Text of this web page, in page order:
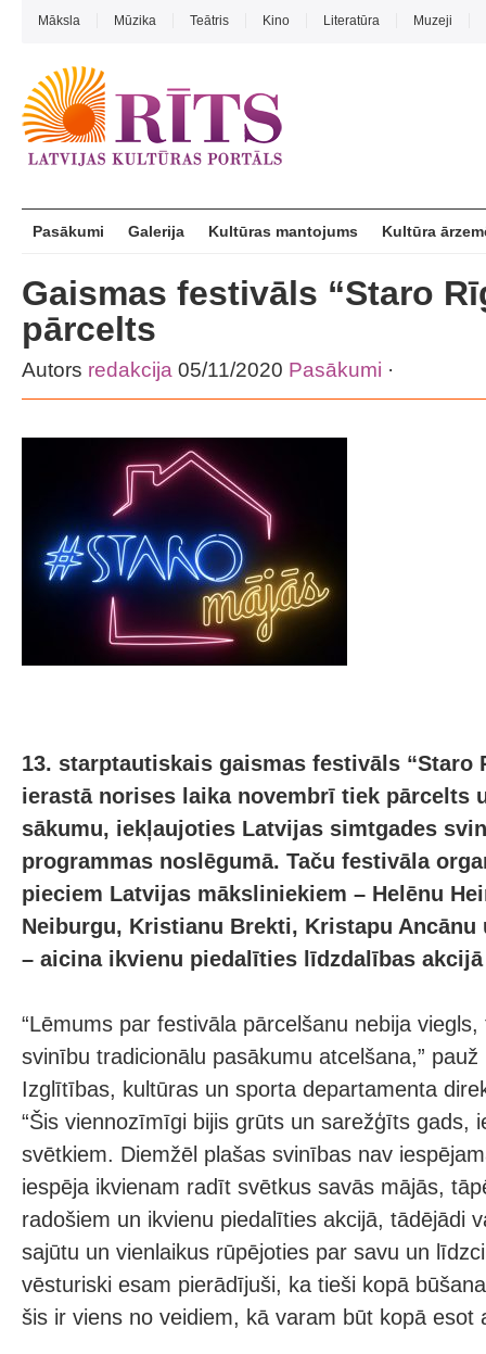
Māksla Mūzika Teātris Kino Literatūra Muzeji
Pasākumi Galerija Kultūras mantojums Kultūra
Gaismas festivāls “Staro
pārcelts
Autors redakcija 05/11/2020 Pasākumi ·
13. starptautiskais gaismas festivāls “Staro
ierastā norises laika novembrī tiek pārcelts
sākumu, iekļaujoties Latvijas simtgades
programmas noslēgumā. Taču festivāla
pieciem Latvijas māksliniekiem – Helēnu
Neiburgu, Kristianu Brekti, Kristapu Ancānu
– aicina ikvienu piedalīties līdzdalības akcijā
“Lēmums par festivāla pārcelšanu nebija
svinību tradicionālu pasākumu atcelšana,”
Izglītības, kultūras un sporta departamenta
“Šis viennozīmīgi bijis grūts un sarežģīts gads,
svētkiem. Diemžēl plašas svinības nav
iespēja ikvienam radīt svētkus savās mājās,
radošiem un ikvienu piedalīties akcijā, tādējādi
sajūtu un vienlaikus rūpējoties par savu un
vēsturiski esam pierādījuši, ka tieši kopā
šis ir viens no veidiem, kā varam būt kopā esot